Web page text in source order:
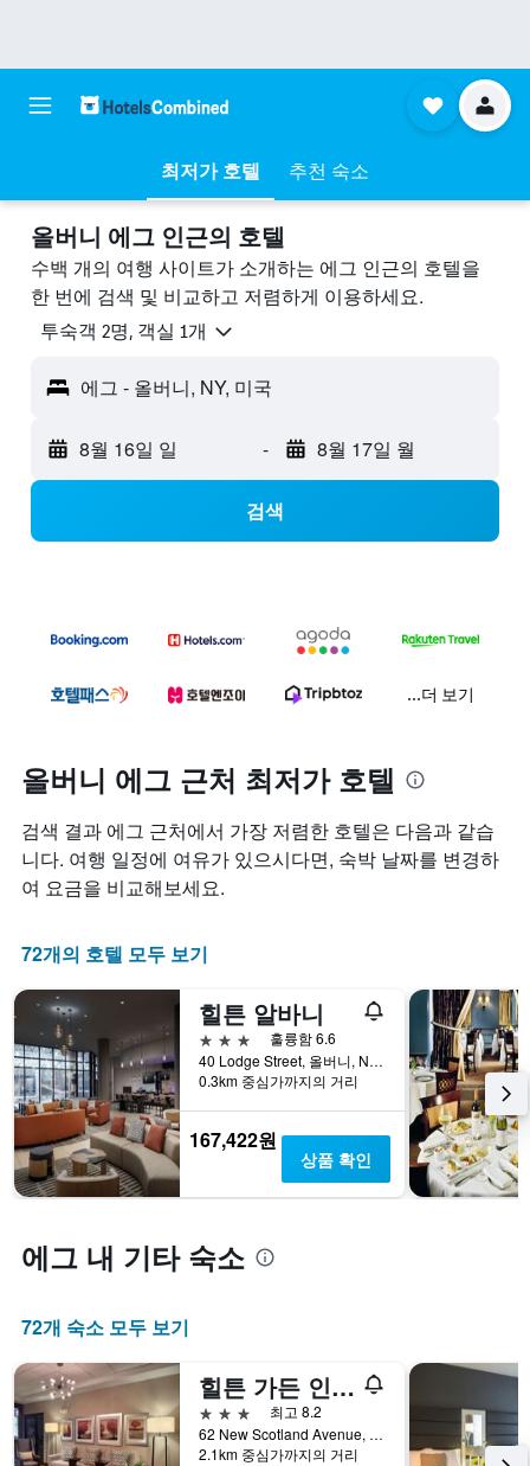
최저가 호텔 추천 숙소
올버니 에그 ​인근의 호텔
수백 개의 여행 사이트가 소개하는 에그 인근의 호텔을
한 번에 검색 및 비교하고 저렴하게 이용하세요.
​투숙객 2​명, ​객실 1개
에그 - 올버니, NY, 미국
8월 16일 일 - 8월 17일 월
검색
...더 보기
올버니 에그 근처 최저가 호텔
검색 결과 에그 근처에서 가장 저렴한 호텔은 다음과 같습
니다. 여행 일정에 여유가 있으시다면, 숙박 날짜를 변경하
여 요금을 비교해보세요.
72개의 호텔 모두 보기
힐튼 알바니
3성급
훌륭함 6.6
40 Lodge Street, 올버니, NY, 미국
0.3km 중심가까지의 거리
167,422원
상품 확인
에그 내 기타 숙소
72개 숙소 모두 보기
힐튼 가든 인 알바니 메디컬 센터
3성급
최고 8.2
62 New Scotland Avenue, 올버니, NY, 미국
2.1km 중심가까지의 거리